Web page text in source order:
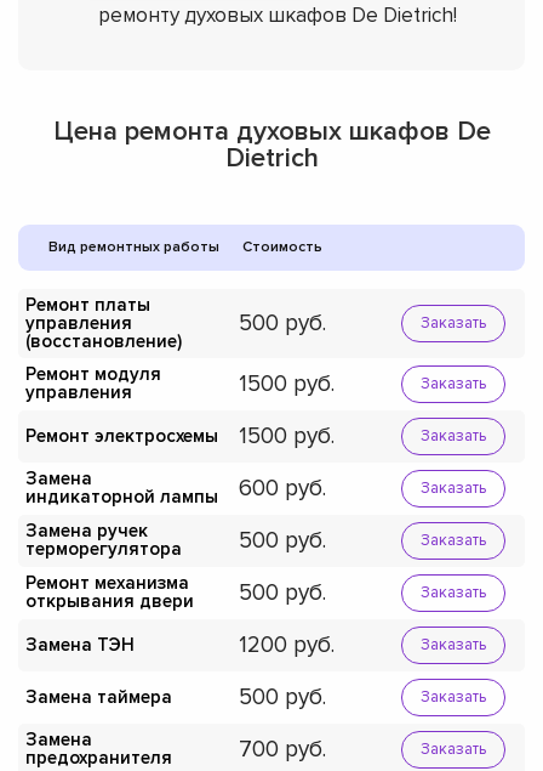
ремонту духовых шкафов De Dietrich!
Цена ремонта духовых шкафов De
Dietrich
Вид ремонтных работы Стоимость
Ремонт платы
управления
(восстановление)
500 Заказать
Ремонт модуля
управления
1500 Заказать
Ремонт электросхемы 1500 Заказать
Замена
индикаторной лампы
600 Заказать
Замена ручек
терморегулятора
500 Заказать
Ремонт механизма
открывания двери
500 Заказать
Замена ТЭН 1200 Заказать
Замена таймера 500 Заказать
Замена
предохранителя
700 Заказать